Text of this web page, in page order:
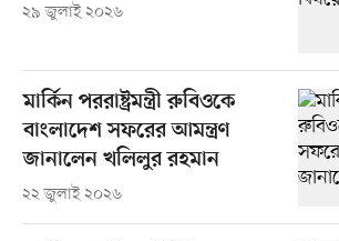
২৯ জুলাই ২০২৬
মার্কিন পররাষ্ট্রমন্ত্রী রুবিওকে
বাংলাদেশ সফরের আমন্ত্রণ
জানালেন খলিলুর রহমান
২২ জুলাই ২০২৬